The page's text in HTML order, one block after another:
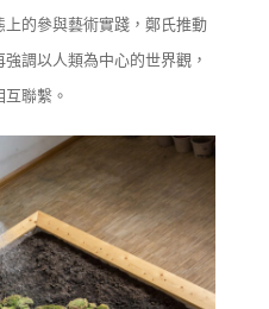
上的參與藝術實踐，鄭氏推動
強調以人類為中心的世界觀，
聯繫。